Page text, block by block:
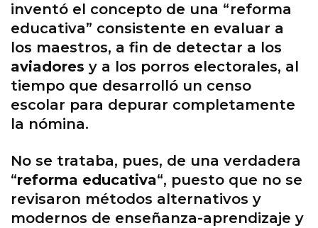
inventó el concepto de una “reforma
educativa” consistente en evaluar a
los maestros, a fin de detectar a los
aviadores y a los porros electorales, al
tiempo que desarrolló un censo
escolar para depurar completamente
la nómina.
No se trataba, pues, de una verdadera
“reforma educativa“, puesto que no se
revisaron métodos alternativos y
modernos de enseñanza-aprendizaje y